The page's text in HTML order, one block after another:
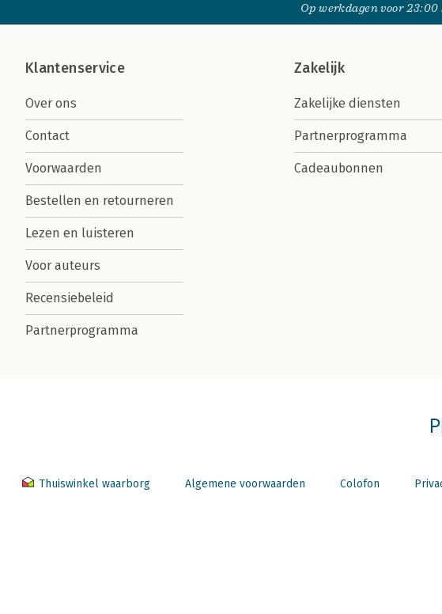
Op werkdagen voor
Klantenservice
Over ons
Contact
Voorwaarden
Bestellen en retourneren
Lezen en luisteren
Voor auteurs
Recensiebeleid
Partnerprogramma
Zakelijk
Zakelijke diensten
Partnerprogramma
Cadeaubonnen
Thuiswinkel waarborg Algemene voorwaarden Colofon